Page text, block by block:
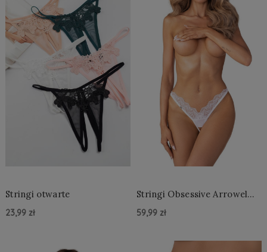
Stringi otwarte
23,99 zł
Stringi Obsessive Arrowel
59,99 zł
Do Koszyka »